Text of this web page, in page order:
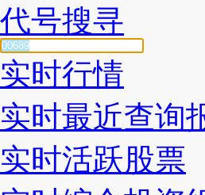
代号搜寻
实时行情
实时最近查询
实时活跃股票